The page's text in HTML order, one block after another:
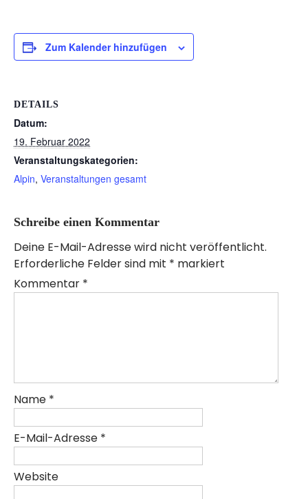
Zum Kalender hinzufügen
DETAILS
Datum:
19. Februar 2022
Veranstaltungskategorien:
Alpin, Veranstaltungen gesamt
Schreibe einen Kommentar
Deine E-Mail-Adresse wird nicht veröffentlicht.
Erforderliche Felder sind mit * markiert
Kommentar *
Name *
E-Mail-Adresse *
Website